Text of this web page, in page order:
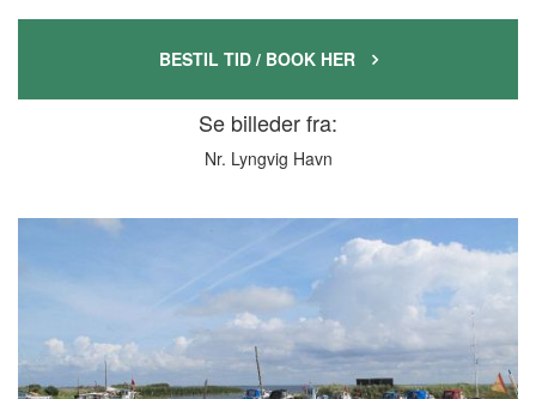
BESTIL TID / BOOK HER 
Se billeder fra:
Nr. Lyngvig Havn